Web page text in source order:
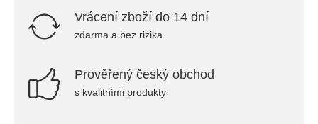
Vrácení zboží do 14 dní
zdarma a bez rizika
Prověřený český obchod
s kvalitními produkty